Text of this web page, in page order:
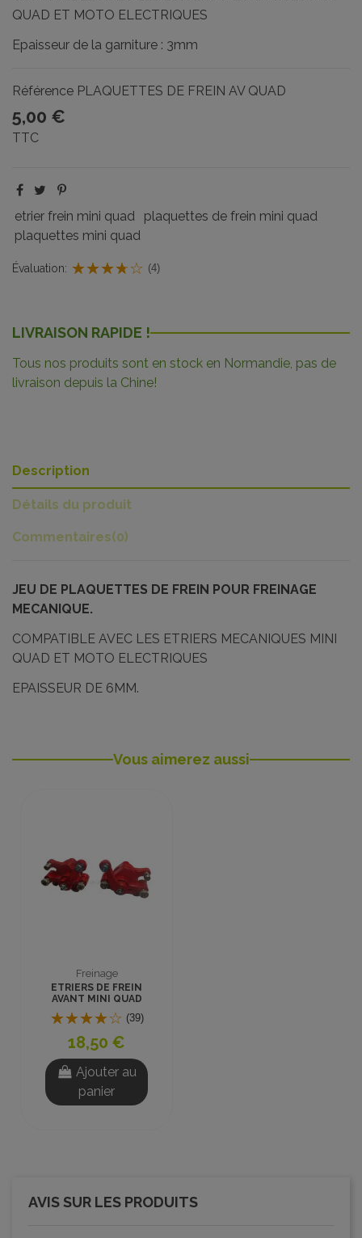
QUAD ET MOTO ELECTRIQUES
Epaisseur de la garniture : 3mm
Référence PLAQUETTES DE FREIN AV QUAD
5,00 €
TTC
etrier frein mini quad
plaquettes de frein mini quad
plaquettes mini quad
Évaluation: (4)
LIVRAISON RAPIDE !
Tous nos produits sont en stock en Normandie, pas de
livraison depuis la Chine!
Description
Détails du produit
Commentaires(0)
JEU DE PLAQUETTES DE FREIN POUR FREINAGE
MECANIQUE.
COMPATIBLE AVEC LES ETRIERS MECANIQUES MINI
QUAD ET MOTO ELECTRIQUES
EPAISSEUR DE 6MM.
Vous aimerez aussi
Freinage
ETRIERS DE FREIN
AVANT MINI QUAD
TOUS TYPES
(39)
18,50 €
Ajouter au
panier
AVIS SUR LES PRODUITS